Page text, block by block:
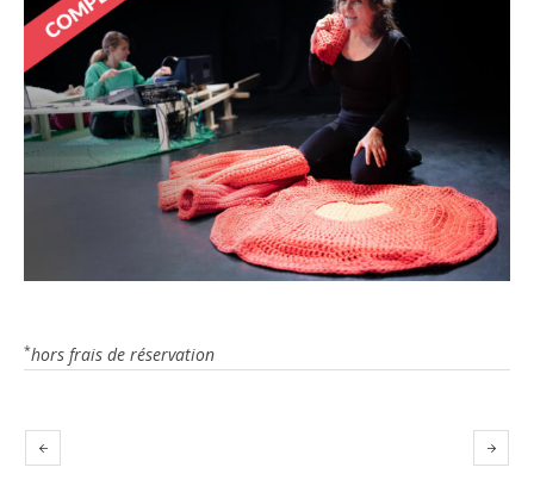
*hors frais de réservation